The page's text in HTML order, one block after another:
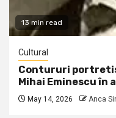
13 min read
Cultural
Contururi
Mihai Eminescu în
May 14, 2026 Anca